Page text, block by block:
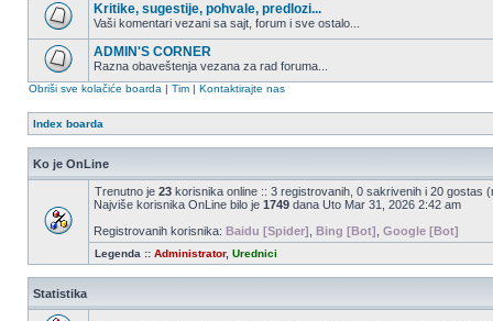
nepročitanih
postova
Kritike, sugestije, pohvale, predlozi...
Vaši komentari vezani sa sajt, forum i sve ostalo...
nepročitanih
ADMIN'S CORNER
Razna obaveštenja vezana za rad foruma...
Obriši sve kolačiće boarda | Tim | Kontaktirajte nas
Index boarda
Ko je OnLine
Trenutno je 23 korisnika online :: 3 registrovanih, 0 sakrivenih i 20 gostas
Najviše korisnika OnLine bilo je 1749 dana Uto Mar 31, 2026 2:42 am
Registrovanih korisnika: Baidu [Spider] Bing [Bot] Google [Bot]
Legenda :: Administrator, Urednici
Statistika